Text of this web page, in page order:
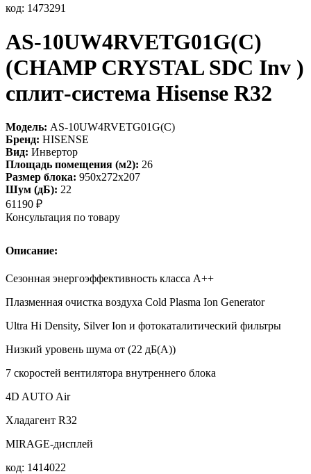
код: 1473291
AS-10UW4RVETG01G(С)
(СHAMP CRYSTAL SDC Inv )
сплит-система Hisense R32
Модель: AS-10UW4RVETG01G(С)
Бренд: HISENSE
Вид: Инвертор
Площадь помещения (м2): 26
Размер блока: 950х272х207
Шум (дБ): 22
61190 ₽
Консультация по товару
Описание:
Сезонная энергоэффективность класса А++
Плазменная очистка воздуха Cold Plasma Ion Generator
Ultra Hi Density, Silver Ion и фотокаталитический фильтры
Низкий уровень шума от (22 дБ(А))
7 скоростей вентилятора внутреннего блока
4D AUTO Air
Хладагент R32
MIRAGE-дисплей
код: 1414022